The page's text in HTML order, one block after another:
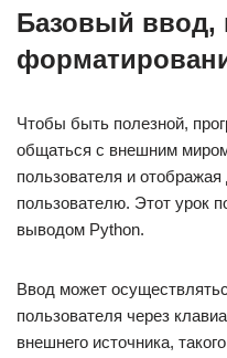
Базовый ввод,
Чтобы быть полезной,
общаться с внешним
пользователя и
пользователю. Этот урок
выводом Python.
Ввод может
пользователя через
внешнего источника,